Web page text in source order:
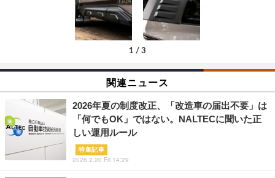
1 / 3
関連ニュース
2026年夏の制度改正、「改造車の届出不要」は
「何でもOK」ではない。NALTECに聞いた正
しい運用ルール
特集記事
2026.2.20 Fri 14:29